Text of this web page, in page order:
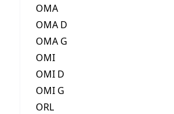
OMA
OMA D
OMA G
OMI
OMI D
OMI G
ORL